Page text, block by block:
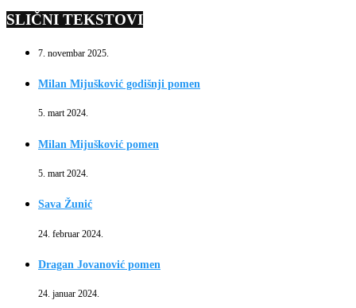
SLIČNI TEKSTOVI
7. novembar 2025.
Milan Mijušković godišnji pomen
5. mart 2024.
Milan Mijušković pomen
5. mart 2024.
Sava Žunić
24. februar 2024.
Dragan Jovanović pomen
24. januar 2024.